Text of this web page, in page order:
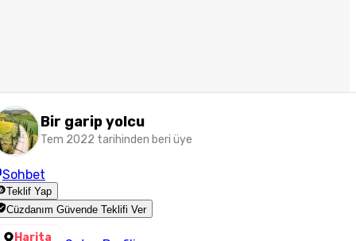
Bir garip yolcu
Tem 2022 tarihinden beri üye
Sohbet
Teklif Yap
Cüzdanım Güvende Teklifi Ver
Harita